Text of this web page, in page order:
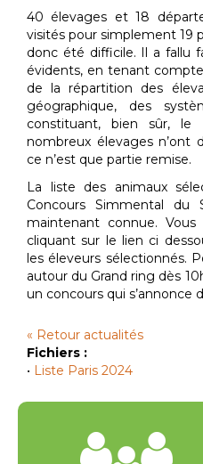
40 élevages et 18
visités pour simplement 19
donc été difficile. Il a fallu
évidents, en tenant
de la répartition des
géographique, des
constituant, bien sûr, le
nombreux élevages n’ont
ce n’est que partie remise.
La liste des animaux
Concours Simmental du
maintenant connue.
cliquant sur le lien ci
les éleveurs sélectionnés.
autour du Grand ring dès
un concours qui s’annonce
« Retour actualités
Fichiers :
• Liste Paris 2024